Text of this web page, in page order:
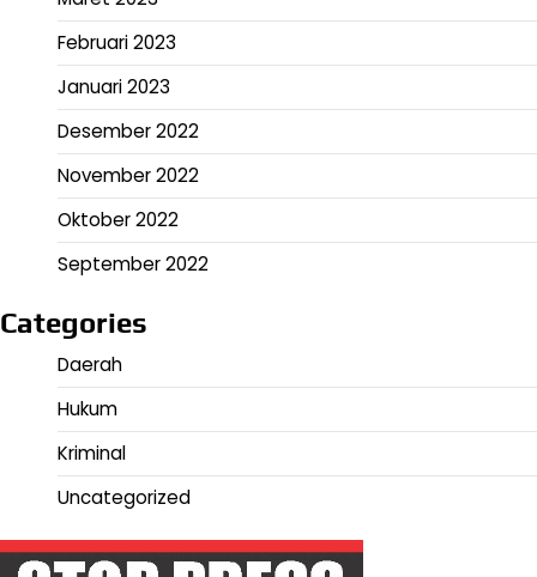
Februari 2023
Januari 2023
Desember 2022
November 2022
Oktober 2022
September 2022
Categories
Daerah
Hukum
Kriminal
Uncategorized